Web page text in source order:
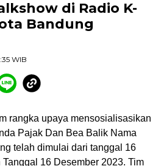
di Radio K-
Bandung
WIB
rangka upaya mensosialisasikan
Pajak Dan Bea Balik Nama
telah dimulai dari tanggal 16
16 Desember 2023. Tim